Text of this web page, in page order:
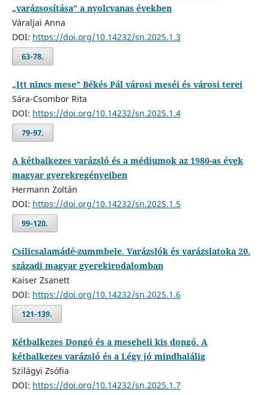
„varázsosítása” a nyolcvanas években
Váraljai Anna
DOI: https://doi.org/10.14232/sn.2025.1.3
63-78.
„Itt nincs mese” Békés Pál városi meséi és városi terei
Sára-Csombor Rita
DOI: https://doi.org/10.14232/sn.2025.1.4
79-97.
A kétbalkezes varázsló és a médiumok az 1980-as évek
magyar gyerekregényeiben
Hermann Zoltán
DOI: https://doi.org/10.14232/sn.2025.1.5
99-120.
Csilicsalamádé-zummbele. Varázslók és varázslatoka 20.
századi magyar gyerekirodalomban
Kaiser Zsanett
DOI: https://doi.org/10.14232/sn.2025.1.6
121-139.
Kétbalkezes Dongó és a mesebeli kis dongó. A
kétbalkezes varázsló és a Légy jó mindhalálig
Szilágyi Zsófia
DOI: https://doi.org/10.14232/sn.2025.1.7